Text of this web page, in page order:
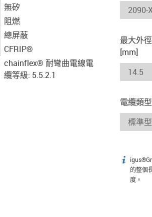
igus-icon-lupe
無矽
阻燃
總屏蔽
CFRIP®
chainflex® 耐彎曲電線電
纜等級: 5.5.2.1
最大外
[mm]
電纜類型
igus-
的整個
度。